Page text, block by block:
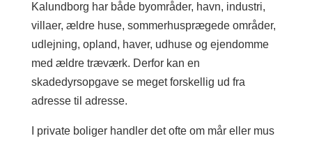
Kalundborg har både byområder, havn, industri,
villaer, ældre huse, sommerhusprægede områder,
udlejning, opland, haver, udhuse og ejendomme
med ældre træværk. Derfor kan en
skadedyrsopgave se meget forskellig ud fra
adresse til adresse.
I private boliger handler det ofte om mår eller mus